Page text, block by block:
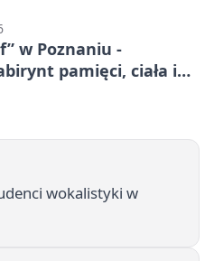
w Poznaniu -
pamięci, ciała i
wokalistyki w